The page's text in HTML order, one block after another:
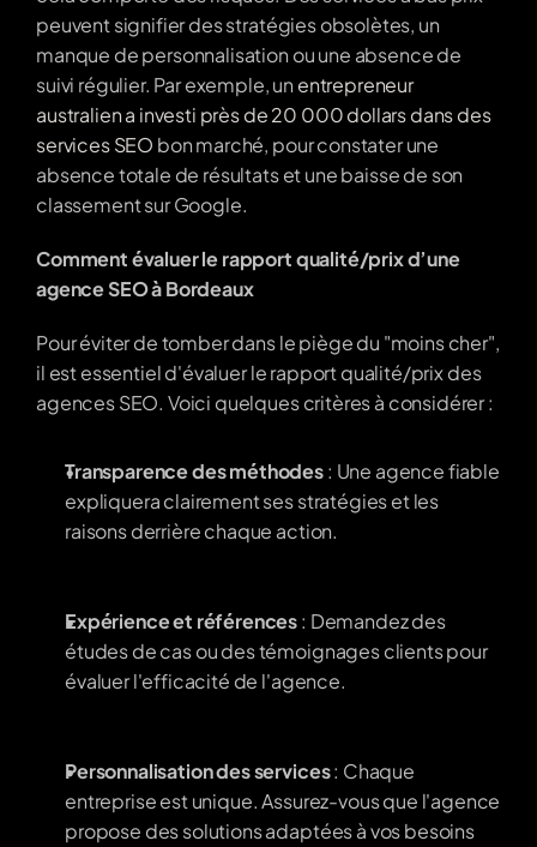
peuvent signifier des stratégies obsolètes, un
manque de personnalisation ou une absence de
suivi régulier. Par exemple, un entrepreneur
australien a investi près de 20 000 dollars dans des
services SEO bon marché, pour constater une
absence totale de résultats et une baisse de son
classement sur Google.
Comment évaluer le rapport qualité/prix d’une
agence SEO à Bordeaux
Pour éviter de tomber dans le piège du "moins cher",
il est essentiel d'évaluer le rapport qualité/prix des
agences SEO. Voici quelques critères à considérer :
Transparence des méthodes : Une agence fiable
expliquera clairement ses stratégies et les
raisons derrière chaque action.
Expérience et références : Demandez des
études de cas ou des témoignages clients pour
évaluer l'efficacité de l'agence.
Personnalisation des services : Chaque
entreprise est unique. Assurez-vous que l'agence
propose des solutions adaptées à vos besoins